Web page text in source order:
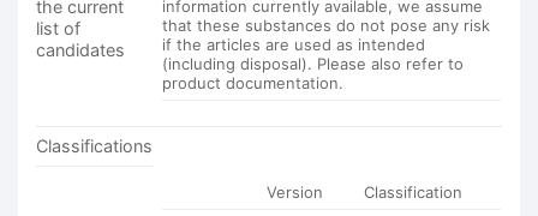
the current
list of
candidates
information currently available, we assume
that these substances do not pose any risk
if the articles are used as intended
(including disposal). Please also refer to
product documentation.
Classifications
Version
Classification